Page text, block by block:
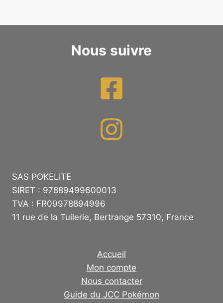
Nous suivre
SAS POKELITE
SIRET : 97889499600013
TVA : FR09978894996
11 rue de la Tuilerie, Bertrange 57310, France
Accueil
Mon compte
Nous contacter
Guide du JCC Pokémon